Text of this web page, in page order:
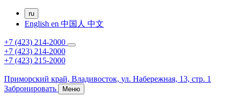
ru
English en 中国人 中文
+7 (423) 214-2000
+7 (423) 214-2000
+7 (423) 215-2000
Приморский край, Владивосток, ул. Набережная, 13, стр. 1
Забронировать
Меню